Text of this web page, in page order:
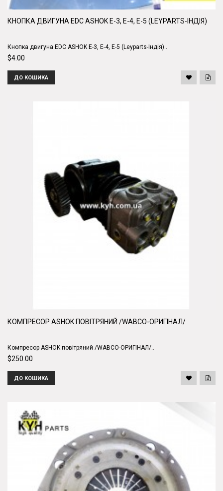
КНОПКА ДВИГУНА EDC ASHOK E-3, E-4, E-5 (LEYPARTS-ІНДІЯ)
Кнопка двигуна EDC ASHOK E-3, E-4, E-5 (Leyparts-Індія)..
$4.00
ДО КОШИКА
КОМПРЕСОР ASHOK ПОВIТРЯНИЙ /WABCO-ОРИГIНАЛ/
Компресор ASHOK повiтряний /WABCO-ОРИГIНАЛ/..
$250.00
ДО КОШИКА